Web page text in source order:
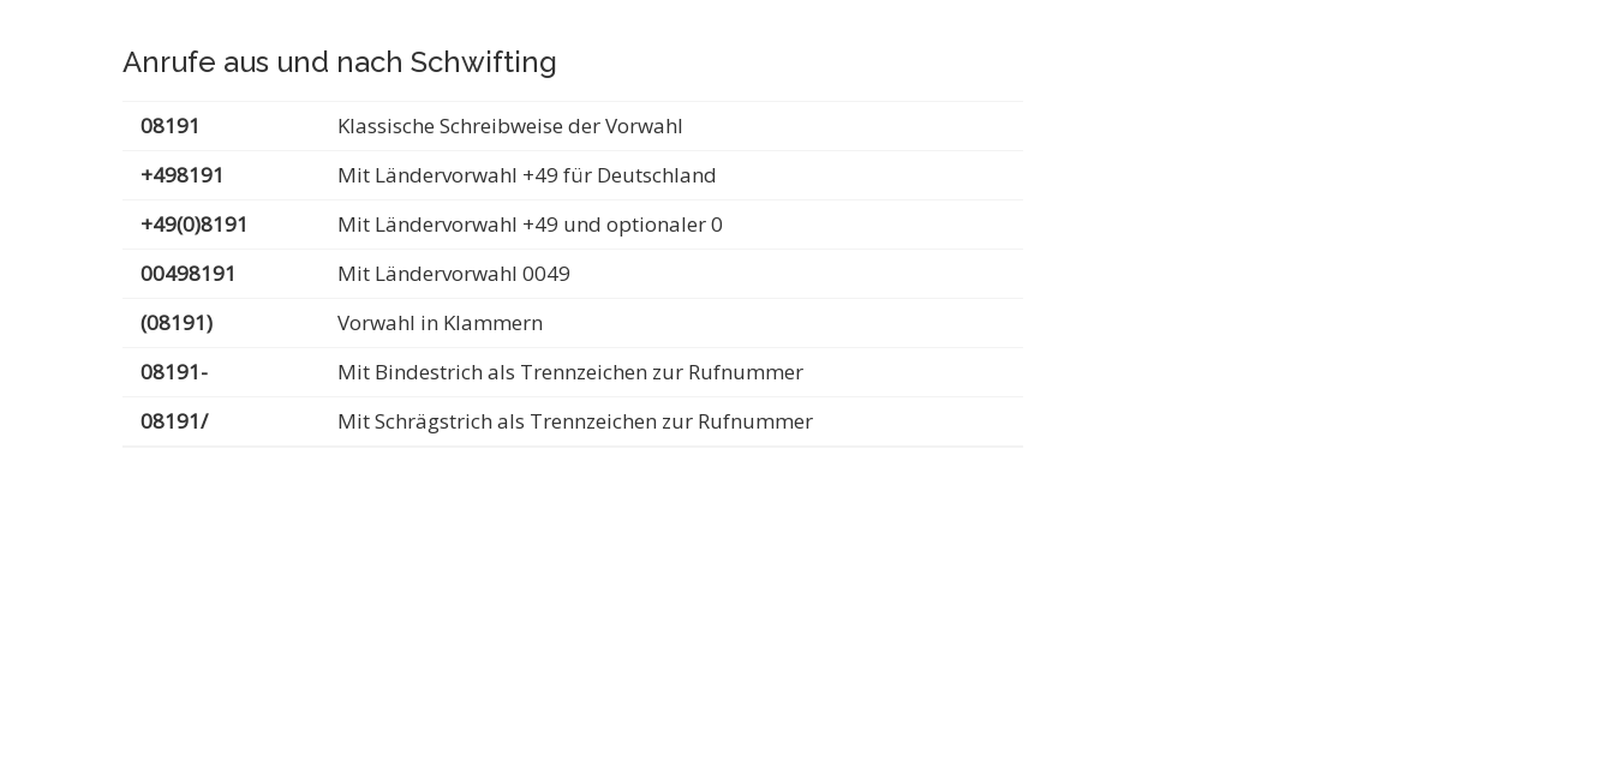
Anrufe aus und nach Schwifting
08191
Klassische Schreibweise der Vorwahl
+498191
Mit Ländervorwahl +49 für Deutschland
+49(0)8191
Mit Ländervorwahl +49 und optionaler 0
00498191
Mit Ländervorwahl 0049
(08191)
Vorwahl in Klammern
08191-
Mit Bindestrich als Trennzeichen zur Rufnummer
08191/
Mit Schrägstrich als Trennzeichen zur Rufnummer